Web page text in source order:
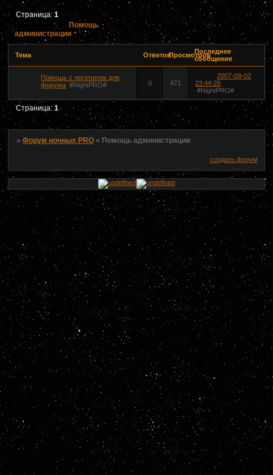
Помощь
администрации
Страница: 1
Тема ОтветовПросмотровПоследнее
сообщение
Помощь с логотипом для
форума #NightPRO# 0 471
2007-09-02
23:44:28
#NightPRO#
Страница: 1
» Форум ночных PRO » Помощь администрации
создать форум